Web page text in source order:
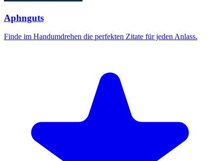
Aphnguts
Finde im Handumdrehen die perfekten Zitate für jeden Anlass.